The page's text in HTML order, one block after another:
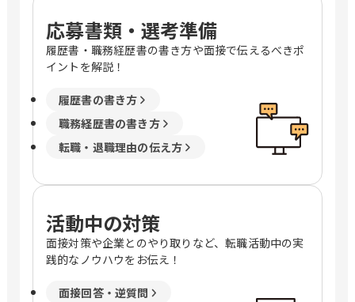
応募書類・選考準備
履歴書・職務経歴書の書き方や面接で伝えるべきポ
イントを解説！
履歴書の書き方
職務経歴書の書き方
転職・退職理由の伝え方
活動中の対策
面接対策や企業とのやり取りなど、転職活動中の実
践的なノウハウをお伝え！
面接回答・逆質問